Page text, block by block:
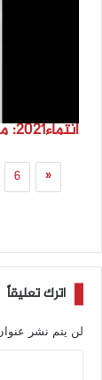
«
6
اترك تعليقاً
لن يتم نشر